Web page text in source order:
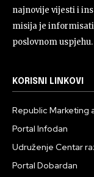
najnovije vijesti i
misija je
poslovnom uspjehu.
KORISNI LINKOVI
Republic Marketing
Portal Infodan
Udruženje Centar
Portal Dobardan